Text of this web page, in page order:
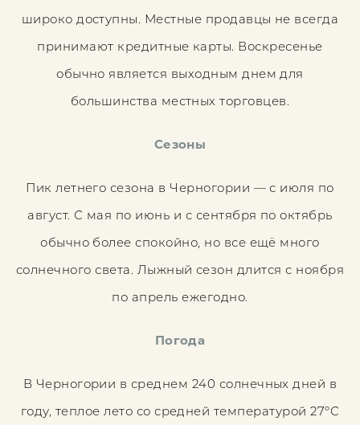
широко доступны. Местные продавцы не всегда
принимают кредитные карты. Воскресенье
обычно является выходным днем ​​для
большинства местных торговцев.
Сезоны
Пик летнего сезона в Черногории — с июля по
август. С мая по июнь и с сентября по октябрь
обычно более спокойно, но все ещё много
солнечного света. Лыжный сезон длится с ноября
по апрель ежегодно.
Погода
В Черногории в среднем 240 солнечных дней в
году, теплое лето со средней температурой 27ºC